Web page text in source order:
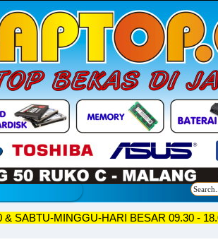
& SABTU-MINGGU-HARI BESAR